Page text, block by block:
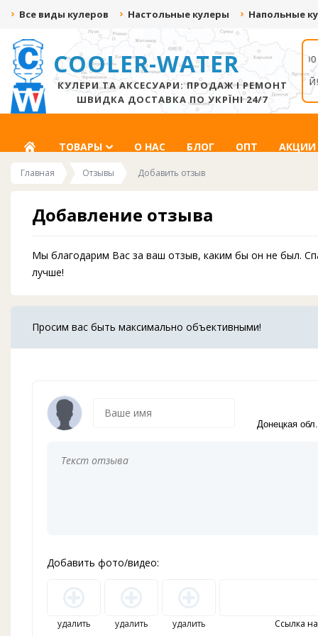
Все виды кулеров Настольные кулеры Напольные
COOLER-WATER
КУЛЕРИ ТА АКСЕСУАРИ: ПРОДАЖ І РЕМОНТ
ШВИДКА ДОСТАВКА ПО УКРЇНІ 24/7
ДАРИМ ДО 500 ГРН
ЗА ВИДЕО С
РАСПАКОВКОЙ!
СКИДКА ДО -20%
ЗА ПОДПИСКУ НА
СОЦ.СЕТИ
ГЛАВНАЯТОВАРЫ О НАС БЛОГ ОПТ АКЦИИ
Главная Отзывы Добавить отзыв
Добавление отзыва
Мы благодарим Вас за ваш отзыв, каким бы он не был.
лучше!
Просим вас быть максимально объективными!
Николаевская обл.
Текст
Заміняти
тегом
Добавить фото/видео:
удалить удалить удалить Ссылка